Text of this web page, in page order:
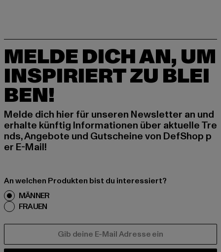
MELDE DICH AN, UM
INSPIRIERT ZU BLEI
BEN!
Melde dich hier für unseren Newsletter an und
erhalte künftig Informationen über aktuelle Tre
nds, Angebote und Gutscheine von DefShop p
er E-Mail!
An welchen Produkten bist du interessiert?
MÄNNER
FRAUEN